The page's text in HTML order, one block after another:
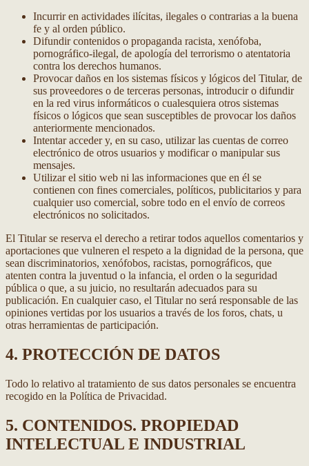
Incurrir en actividades ilícitas, ilegales o contrarias a la buena
fe y al orden público.
Difundir contenidos o propaganda racista, xenófoba,
pornográfico-ilegal, de apología del terrorismo o atentatoria
contra los derechos humanos.
Provocar daños en los sistemas físicos y lógicos del Titular, de
sus proveedores o de terceras personas, introducir o difundir
en la red virus informáticos o cualesquiera otros sistemas
físicos o lógicos que sean susceptibles de provocar los daños
anteriormente mencionados.
Intentar acceder y, en su caso, utilizar las cuentas de correo
electrónico de otros usuarios y modificar o manipular sus
mensajes.
Utilizar el sitio web ni las informaciones que en él se
contienen con fines comerciales, políticos, publicitarios y para
cualquier uso comercial, sobre todo en el envío de correos
electrónicos no solicitados.
El Titular se reserva el derecho a retirar todos aquellos comentarios y
aportaciones que vulneren el respeto a la dignidad de la persona, que
sean discriminatorios, xenófobos, racistas, pornográficos, que
atenten contra la juventud o la infancia, el orden o la seguridad
pública o que, a su juicio, no resultarán adecuados para su
publicación. En cualquier caso, el Titular no será responsable de las
opiniones vertidas por los usuarios a través de los foros, chats, u
otras herramientas de participación.
4. PROTECCIÓN DE DATOS
Todo lo relativo al tratamiento de sus datos personales se encuentra
recogido en la Política de Privacidad.
5. CONTENIDOS. PROPIEDAD
INTELECTUAL E INDUSTRIAL